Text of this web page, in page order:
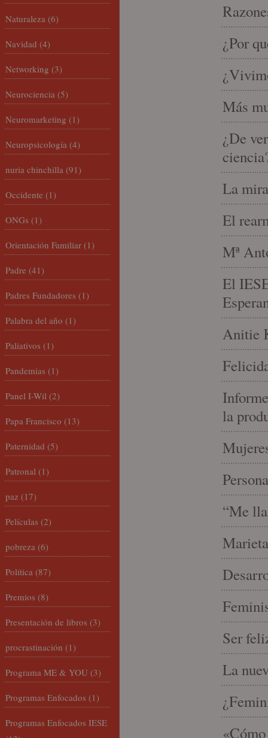
¿Por
Más
¿De
La
El
Mª
El
Anitie
la
“Me
Ser
La
Naturaleza (6)
Navidad (4)
Networking (3)
Neurociencia (5)
Neuromarketing (1)
Neuropsicología (4)
nuria chinchilla (91)
Occidente (1)
ONGs (1)
Orientación Familiar (1)
Padre (41)
Padres Fundadores (1)
Palabra del año (1)
Paliativos (1)
Pandemias (1)
Panel I-Wil (2)
Papa Francisco (13)
Paternidad (5)
Patronal (1)
paz (17)
Películas (2)
pobreza (6)
Política (87)
Premios (8)
Presentación de libros (3)
procrastinación (1)
Programa ME & YOU (3)
Programas Enfocados (1)
Programas Enfocados IESE